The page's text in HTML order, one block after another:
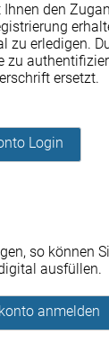
den
zu erledigen.
zu
ersetzt.
Login
so können
ausfüllen.
anmelden